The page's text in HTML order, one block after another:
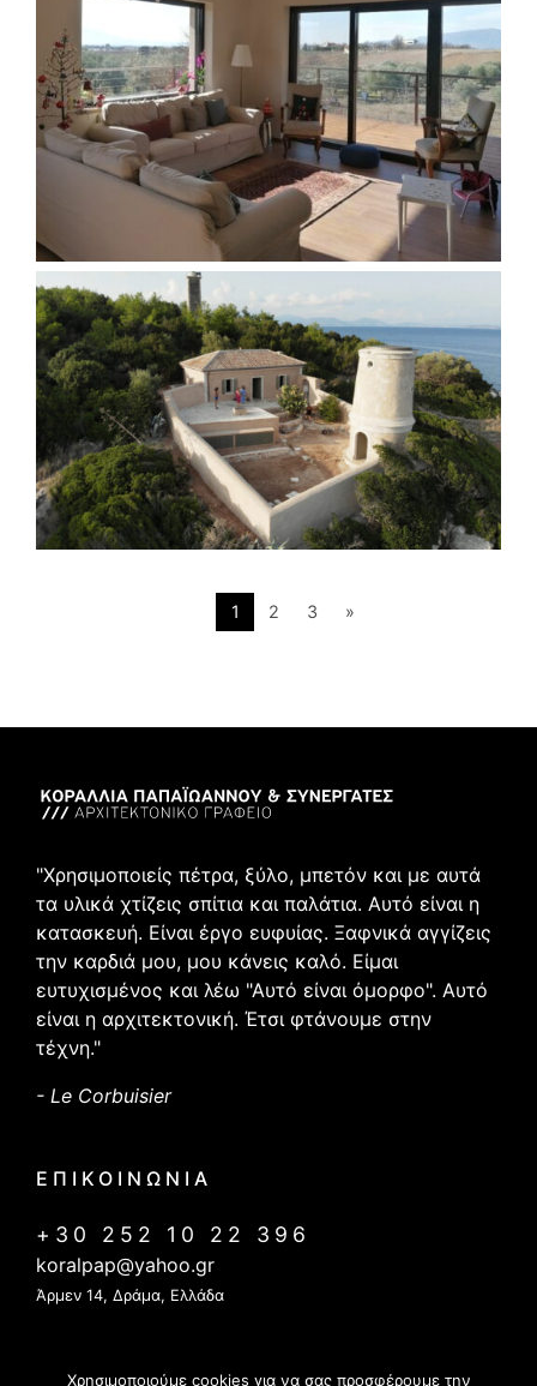
1 2 3 »
"Χρησιμοποιείς πέτρα, ξύλο, μπετόν και με αυτά
τα υλικά χτίζεις σπίτια και παλάτια. Αυτό είναι η
κατασκευή. Είναι έργο ευφυίας. Ξαφνικά αγγίζεις
την καρδιά μου, μου κάνεις καλό. Είμαι
ευτυχισμένος και λέω "Αυτό είναι όμορφο". Αυτό
είναι η αρχιτεκτονική. Έτσι φτάνουμε στην
τέχνη."
- Le Corbuisier
ΕΠΙΚΟΙΝΩΝΙΑ
+30 252 10 22 396
koralpap@yahoo.gr
Άρμεν 14, Δράμα, Ελλάδα
Χρησιμοποιούμε cookies για να σας προσφέρουμε την